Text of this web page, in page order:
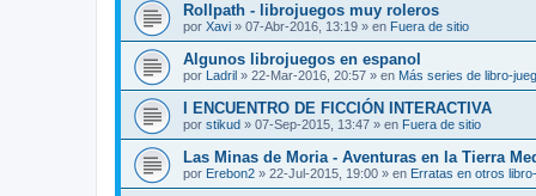
Rollpath - librojuegos muy roleros
por Xavi » 07-Abr-2016, 13:19 » en Fuera de sitio
Algunos librojuegos en espanol
por Ladril » 22-Mar-2016, 20:57 » en Más series de libro-
I ENCUENTRO DE FICCIÓN INTERACTIVA
por stikud » 07-Sep-2015, 13:47 » en Fuera de sitio
Las Minas de Moria - Aventuras en la Tierra
por Erebon2 » 22-Jul-2015, 19:00 » en Erratas en otros